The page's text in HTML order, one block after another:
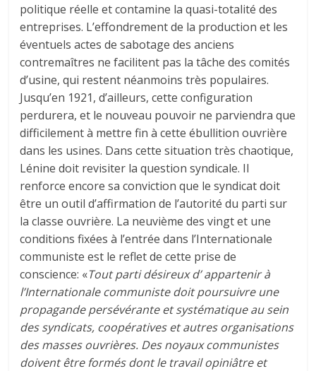
politique réelle et contamine la quasi-totalité des
entreprises. L’effondrement de la production et les
éventuels actes de sabotage des anciens
contremaîtres ne facilitent pas la tâche des comités
d’usine, qui restent néanmoins très populaires.
Jusqu’en 1921, d’ailleurs, cette configuration
perdurera, et le nouveau pouvoir ne parviendra que
difficilement à mettre fin à cette ébullition ouvrière
dans les usines. Dans cette situation très chaotique,
Lénine doit revisiter la question syndicale. Il
renforce encore sa conviction que le syndicat doit
être un outil d’affirmation de l’autorité du parti sur
la classe ouvrière. La neuvième des vingt et une
conditions fixées à l’entrée dans l’Internationale
communiste est le reflet de cette prise de
conscience: «Tout parti désireux d’ appartenir à
l’Internationale communiste doit poursuivre une
propagande persévérante et systématique au sein
des syndicats, coopératives et autres organisations
des masses ouvrières. Des noyaux communistes
doivent être formés dont le travail opiniâtre et